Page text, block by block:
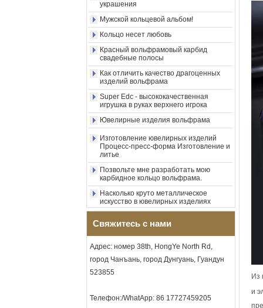
полированное серебряное
кольцо из карбида
вольфрама, центральная
инкрустация из
измельченного синего
опала с синтетической
малахитовой полосой,
мужское обручальное
кольцо, изготовленная на
заказ внутренняя л
Оптовая продажа с
фабрики, черное
кольцо с печаткой из
карбида вольфрама,
деревянная инкрустация с
крестообразным узором из
раковины морского ушка,
мужское религиозное
заявление, кольцо,
изготовленная на заказ
фабрики, кольцо из
карбида вольфрама с
гальваническим покрытием
опала, музыкальное
Мужской кольцевой альбом!
Кольцо несет любовь
Красный вольфрамовый карбид
свадебные полосы
Как отличить качество драгоценных
изделий вольфрама
Super Edc - высококачественная
игрушка в руках верхнего игрока
Ювелирные изделия вольфрама
Изготовление ювелирных изделий
Процесс-пресс-форма Изготовление и
литье
Позвольте мне разработать мою
карбидное кольцо вольфрама.
Насколько круто металлическое
искусство в ювелирных изделиях
Уникальные и качественные
украшения
Мужской кольцевой альбом!
Кольцо несет любовь
Красный вольфрамовый карбид
Свяжитесь с нами
Адрес: номер 38th, HongYe North Rd,
город Чанъань, город Дунгуань, Гуандун
523855
Телефон:/WhatApp: 86 17727459205
Из
и